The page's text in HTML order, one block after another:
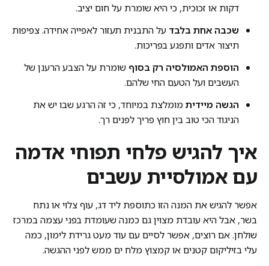
דקות או זכוכית, כי היא שומרת על חום יציב.
שכבה אחת בלבד על התבנית תעזור לאפייה אחידה. צפיפות
תיצור אדים ותפגע בפריכות.
הוספת האמולסיה רק בסוף שומרת על הצבע הרענן של
העשבים ועל הטעם החי שלהם.
הגשה מיידיתמומלצת במיוחד, כי זה הרגע שבו יש את
הניגוד הכי טוב בין חוץ פריך לפנים רך.
איך להגיש פלחי תפוחי אדמה
עם אמולסיית עשבים
אפשר להגיש את המנה הזו כתוספת ליד דג, עוף צלוי או נתח
בשר, אבל היא עובדת מצוין גם כמנה שעומדת בפני עצמה במרכז
שולחן. אם רוצים, אפשר לסיים עם עוד מעט גרידת לימון, כמה
עלי בזיליקום קטנים או קמצוץ מלח ים ממש לפני ההגשה.